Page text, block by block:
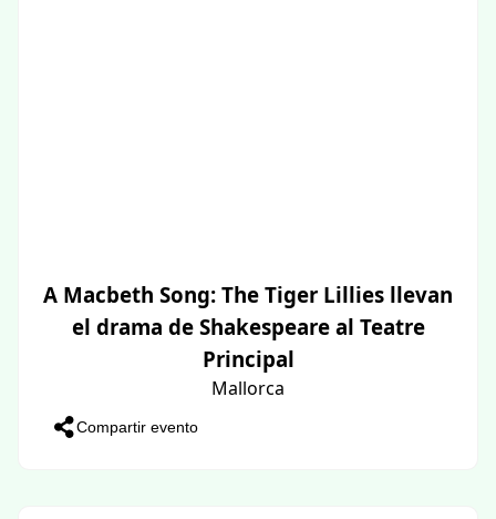
A Macbeth Song: The Tiger Lillies llevan
el drama de Shakespeare al Teatre
Principal
Mallorca
Compartir evento